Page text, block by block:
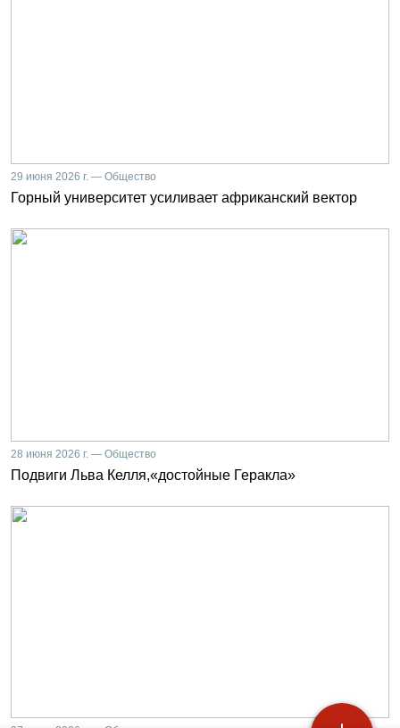
29 июня 2026 г. — Общество
Горный университет усиливает африканский вектор
28 июня 2026 г. — Общество
Подвиги Льва Келля,«достойные Геракла»